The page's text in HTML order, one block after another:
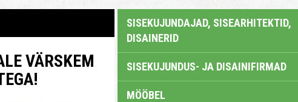
VÄRSKEM
SISEKUJUNDAJAD, SISEARHITEKTID,
DISAINERID
SISEKUJUNDUS- JA DISAINIFIRMAD
MÖÖBEL